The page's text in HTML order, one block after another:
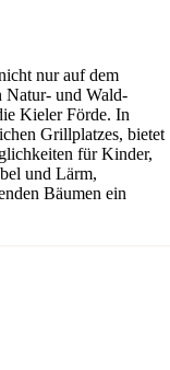
nur auf dem
Natur- und Wald-
Kieler Förde. In
Grillplatzes, bietet
für Kinder,
und Lärm,
Bäumen ein